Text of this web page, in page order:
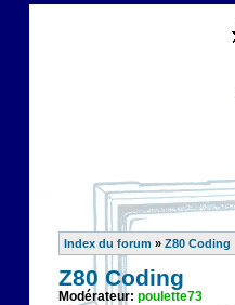
Index du forum » Z80 Coding
Z80 Coding
Modérateur: poulette73